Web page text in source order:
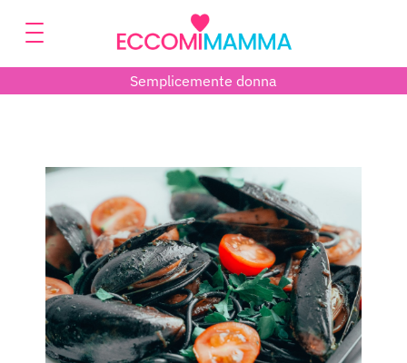
Semplicemente donna